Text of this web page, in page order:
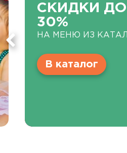
СКИДКИ ДО
30%
НА МЕНЮ ИЗ
В каталог